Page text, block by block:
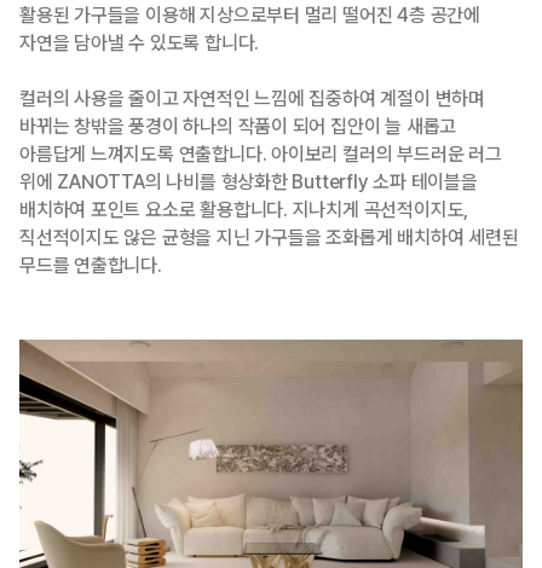
활용된 가구들을 이용해 지상으로부터 멀리 떨어진 4층 공간에
자연을 담아낼 수 있도록 합니다.
컬러의 사용을 줄이고 자연적인 느낌에 집중하여 계절이 변하며
바뀌는 창밖을 풍경이 하나의 작품이 되어 집안이 늘 새롭고
아름답게 느껴지도록 연출합니다. 아이보리 컬러의 부드러운 러그
위에 ZANOTTA의 나비를 형상화한 Butterfly 소파 테이블을
배치하여 포인트 요소로 활용합니다. 지나치게 곡선적이지도,
직선적이지도 않은 균형을 지닌 가구들을 조화롭게 배치하여 세련된
무드를 연출합니다.